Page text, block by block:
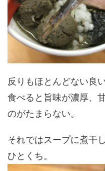
反りもほとんどない良
食べると旨味が濃厚、
のがたまらない。
それではスープに煮干
ひとくち。